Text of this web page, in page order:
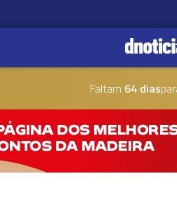
Faltam 64 dias